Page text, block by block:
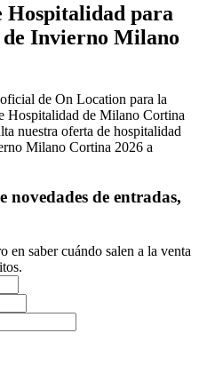
Hospitalidad para
de Invierno Milano
de On Location para la
Hospitalidad de Milano Cortina
nuestra oferta de hospitalidad
Milano Cortina 2026 a
novedades de entradas,
en saber cuándo salen a la venta